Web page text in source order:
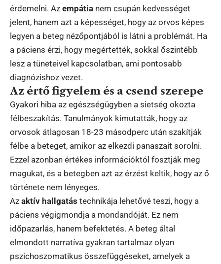
érdemelni. Az empátia nem csupán kedvességet
jelent, hanem azt a képességet, hogy az orvos képes
legyen a beteg nézőpontjából is látni a problémát. Ha
a páciens érzi, hogy megértették, sokkal őszintébb
lesz a tüneteivel kapcsolatban, ami pontosabb
diagnózishoz vezet.
Az értő figyelem és a csend szerepe
Gyakori hiba az egészségügyben a sietség okozta
félbeszakítás. Tanulmányok kimutatták, hogy az
orvosok átlagosan 18-23 másodperc után szakítják
félbe a beteget, amikor az elkezdi panaszait sorolni.
Ezzel azonban értékes információktól fosztják meg
magukat, és a betegben azt az érzést keltik, hogy az ő
története nem lényeges.
Az aktív hallgatás technikája lehetővé teszi, hogy a
páciens végigmondja a mondandóját. Ez nem
időpazarlás, hanem befektetés. A beteg által
elmondott narratíva gyakran tartalmaz olyan
pszichoszomatikus összefüggéseket, amelyek a